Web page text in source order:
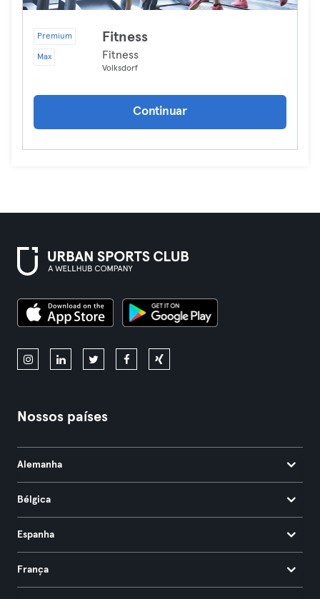
Premium
Max
Fitness
Fitness
Volksdorf
Continuar
Nossos países
Alemanha
Bélgica
Espanha
França